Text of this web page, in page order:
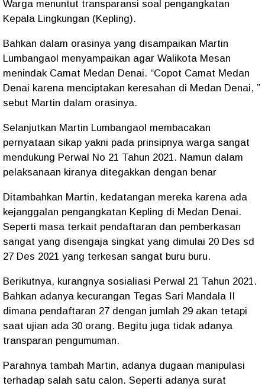
Warga menuntut transparansi soal pengangkatan
Kepala Lingkungan (Kepling).
Bahkan dalam orasinya yang disampaikan Martin
Lumbangaol menyampaikan agar Walikota Mesan
menindak Camat Medan Denai. “Copot Camat Medan
Denai karena menciptakan keresahan di Medan Denai, ”
sebut Martin dalam orasinya.
Selanjutkan Martin Lumbangaol membacakan
pernyataan sikap yakni pada prinsipnya warga sangat
mendukung Perwal No 21 Tahun 2021. Namun dalam
pelaksanaan kiranya ditegakkan dengan benar
Ditambahkan Martin, kedatangan mereka karena ada
kejanggalan pengangkatan Kepling di Medan Denai.
Seperti masa terkait pendaftaran dan pemberkasan
sangat yang disengaja singkat yang dimulai 20 Des sd
27 Des 2021 yang terkesan sangat buru buru.
Berikutnya, kurangnya sosialiasi Perwal 21 Tahun 2021.
Bahkan adanya kecurangan Tegas Sari Mandala II
dimana pendaftaran 27 dengan jumlah 29 akan tetapi
saat ujian ada 30 orang. Begitu juga tidak adanya
transparan pengumuman.
Parahnya tambah Martin, adanya dugaan manipulasi
terhadap salah satu calon. Seperti adanya surat